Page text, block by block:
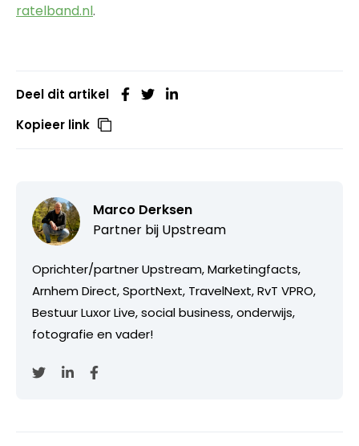
ratelband.nl.
Deel dit artikel
Kopieer link
Marco Derksen
Partner bij Upstream
Oprichter/partner Upstream, Marketingfacts,
Arnhem Direct, SportNext, TravelNext, RvT VPRO,
Bestuur Luxor Live, social business, onderwijs,
fotografie en vader!